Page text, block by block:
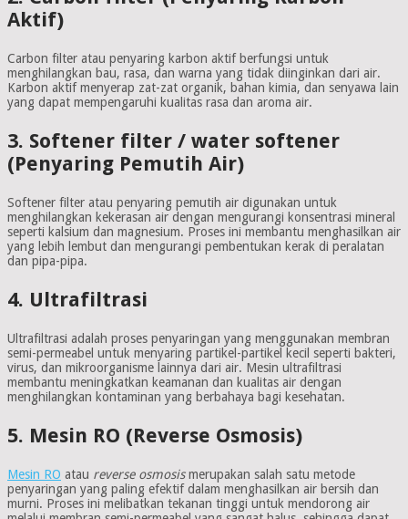
Aktif)
Carbon filter atau penyaring karbon aktif berfungsi untuk
menghilangkan bau, rasa, dan warna yang tidak diinginkan dari air.
Karbon aktif menyerap zat-zat organik, bahan kimia, dan senyawa lain
yang dapat mempengaruhi kualitas rasa dan aroma air.
3. Softener filter / water softener
(Penyaring Pemutih Air)
Softener filter atau penyaring pemutih air digunakan untuk
menghilangkan kekerasan air dengan mengurangi konsentrasi mineral
seperti kalsium dan magnesium. Proses ini membantu menghasilkan air
yang lebih lembut dan mengurangi pembentukan kerak di peralatan
dan pipa-pipa.
4. Ultrafiltrasi
Ultrafiltrasi adalah proses penyaringan yang menggunakan membran
semi-permeabel untuk menyaring partikel-partikel kecil seperti bakteri,
virus, dan mikroorganisme lainnya dari air. Mesin ultrafiltrasi
membantu meningkatkan keamanan dan kualitas air dengan
menghilangkan kontaminan yang berbahaya bagi kesehatan.
5. Mesin RO (Reverse Osmosis)
Mesin RO atau reverse osmosismerupakan salah satu metode
penyaringan yang paling efektif dalam menghasilkan air bersih dan
murni. Proses ini melibatkan tekanan tinggi untuk mendorong air